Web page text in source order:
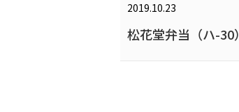
2019.10.23
松花堂弁当（ハ-30）